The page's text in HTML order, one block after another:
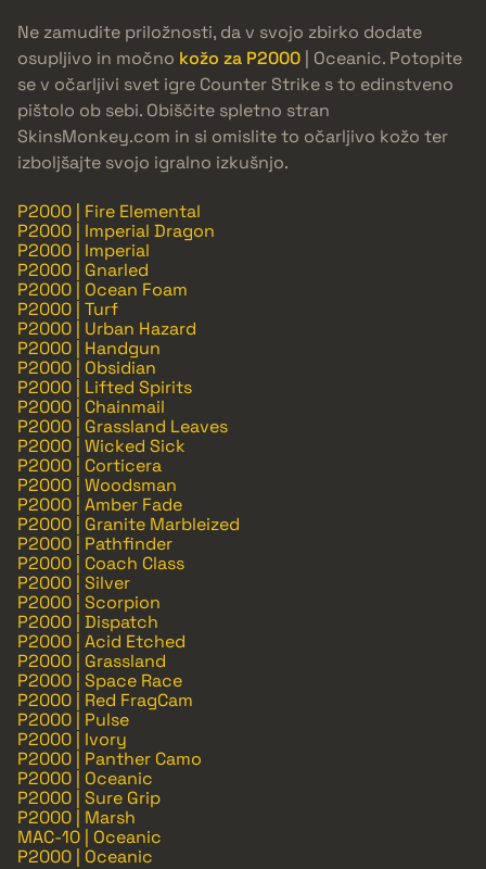
Ne zamudite priložnosti, da v svojo zbirko dodate
osupljivo in močno kožo za P2000 | Oceanic. Potopite
se v očarljivi svet igre Counter Strike s to edinstveno
pištolo ob sebi. Obiščite spletno stran
SkinsMonkey.com in si omislite to očarljivo kožo ter
izboljšajte svojo igralno izkušnjo.
P2000 | Fire Elemental
P2000 | Imperial Dragon
P2000 | Imperial
P2000 | Gnarled
P2000 | Ocean Foam
P2000 | Turf
P2000 | Urban Hazard
P2000 | Handgun
P2000 | Obsidian
P2000 | Lifted Spirits
P2000 | Chainmail
P2000 | Grassland Leaves
P2000 | Wicked Sick
P2000 | Corticera
P2000 | Woodsman
P2000 | Amber Fade
P2000 | Granite Marbleized
P2000 | Pathfinder
P2000 | Coach Class
P2000 | Silver
P2000 | Scorpion
P2000 | Dispatch
P2000 | Acid Etched
P2000 | Grassland
P2000 | Space Race
P2000 | Red FragCam
P2000 | Pulse
P2000 | Ivory
P2000 | Panther Camo
P2000 | Oceanic
P2000 | Sure Grip
P2000 | Marsh
MAC-10 | Oceanic
P2000 | Oceanic